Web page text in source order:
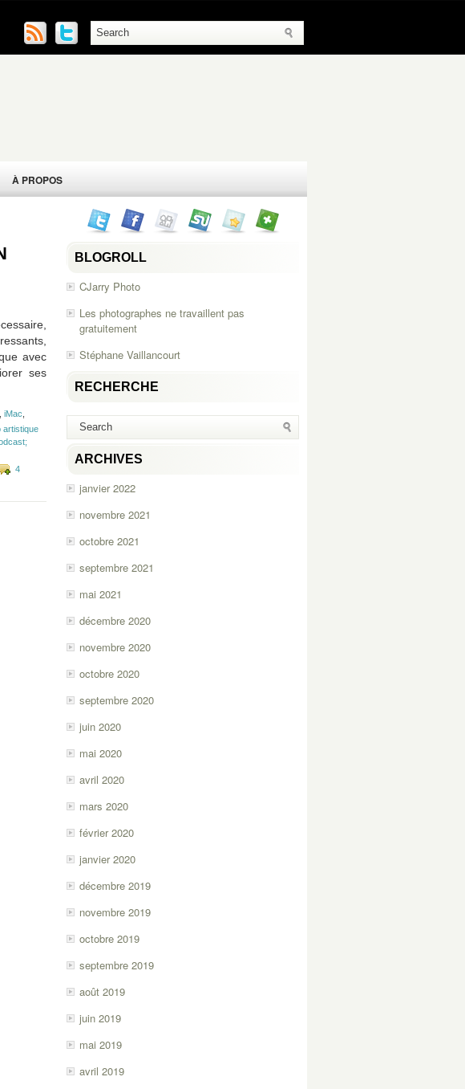
À PROPOS
avec
ses
iMac
artistique
4
BLOGROLL
CJarry Photo
Les photographes ne travaillent pas
gratuitement
Stéphane Vaillancourt
RECHERCHE
ARCHIVES
janvier 2022
novembre 2021
octobre 2021
septembre 2021
mai 2021
décembre 2020
novembre 2020
octobre 2020
septembre 2020
juin 2020
mai 2020
avril 2020
mars 2020
février 2020
janvier 2020
décembre 2019
novembre 2019
octobre 2019
septembre 2019
août 2019
juin 2019
mai 2019
avril 2019